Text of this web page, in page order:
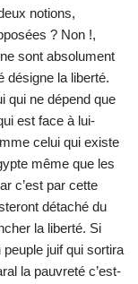
notions,
? Non !,
sont absolument
désigne la liberté.
qui ne dépend que
est face à lui-
celui qui existe
même que les
c’est par cette
détaché du
la liberté. Si
juif qui sortira
la pauvreté c’est-